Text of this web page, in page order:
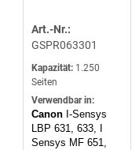
Art.-Nr.:
GSPR063301
Kapazität: 1.250
Seiten
Verwendbar in:
Canon I-Sensys
LBP 631, 633, I
Sensys MF 651,